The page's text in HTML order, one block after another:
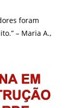
foram
– Maria A.,